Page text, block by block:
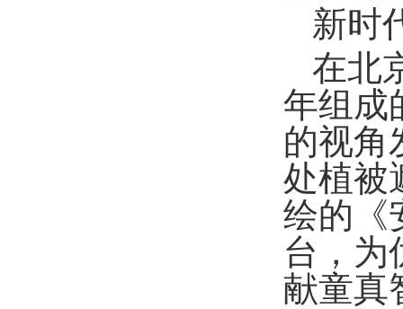
新时
在北
年组成
的视角
处植被
绘的《
台，为
献童真